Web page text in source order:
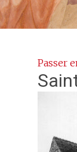
Passer